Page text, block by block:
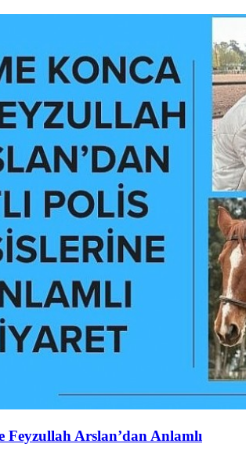
Feyzullah Arslan’dan Anlamlı